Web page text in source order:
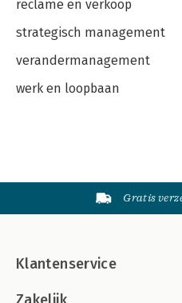
reclame en verkoop
strategisch management
verandermanagement
werk en loopbaan
Gratis
Klantenservice